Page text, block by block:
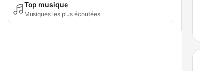
Top musique
Musiques les plus écoutées